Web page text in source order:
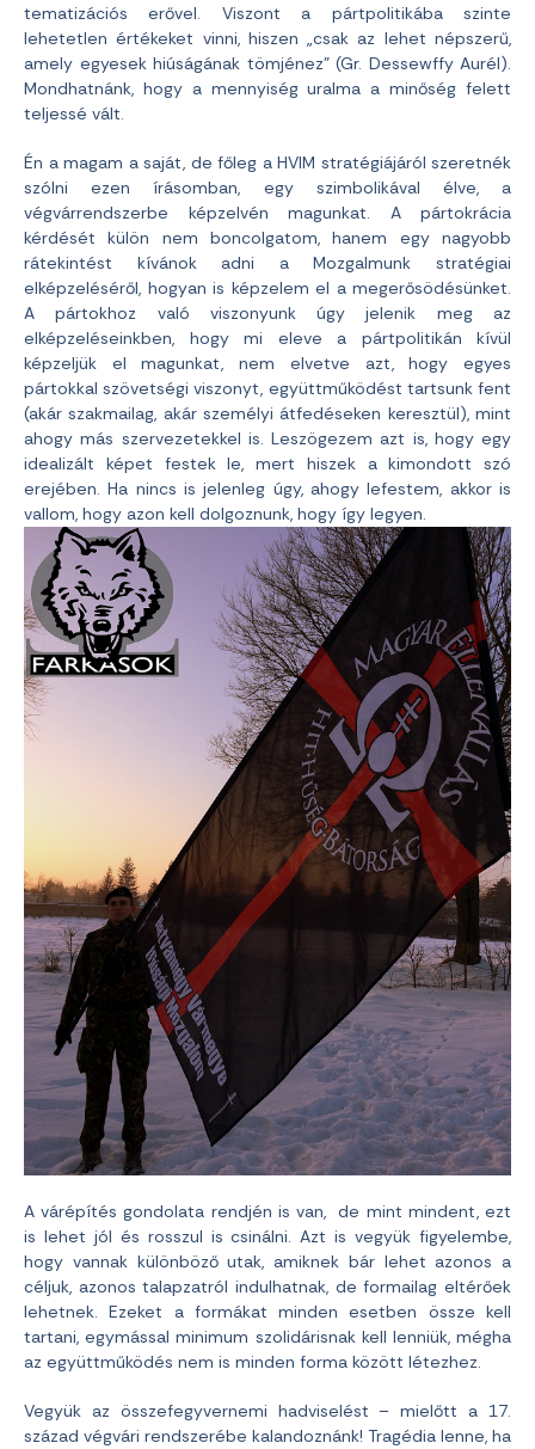
tematizációs erővel. Viszont a pártpolitikába szinte
lehetetlen értékeket vinni, hiszen „csak az lehet népszerű,
amely egyesek hiúságának tömjénez” (Gr. Dessewffy Aurél).
Mondhatnánk, hogy a mennyiség uralma a minőség felett
teljessé vált.
Én a magam a saját, de főleg a HVIM stratégiájáról szeretnék
szólni ezen írásomban, egy szimbolikával élve, a
végvárrendszerbe képzelvén magunkat. A pártokrácia
kérdését külön nem boncolgatom, hanem egy nagyobb
rátekintést kívánok adni a Mozgalmunk stratégiai
elképzeléséről, hogyan is képzelem el a megerősödésünket.
A pártokhoz való viszonyunk úgy jelenik meg az
elképzeléseinkben, hogy mi eleve a pártpolitikán kívül
képzeljük el magunkat, nem elvetve azt, hogy egyes
pártokkal szövetségi viszonyt, együttműködést tartsunk fent
(akár szakmailag, akár személyi átfedéseken keresztül), mint
ahogy más szervezetekkel is. Leszögezem azt is, hogy egy
idealizált képet festek le, mert hiszek a kimondott szó
erejében. Ha nincs is jelenleg úgy, ahogy lefestem, akkor is
vallom, hogy azon kell dolgoznunk, hogy így legyen.
A várépítés gondolata rendjén is van, de mint mindent, ezt
is lehet jól és rosszul is csinálni. Azt is vegyük figyelembe,
hogy vannak különböző utak, amiknek bár lehet azonos a
céljuk, azonos talapzatról indulhatnak, de formailag eltérőek
lehetnek. Ezeket a formákat minden esetben össze kell
tartani, egymással minimum szolidárisnak kell lenniük, mégha
az együttműködés nem is minden forma között létezhez.
Vegyük az összefegyvernemi hadviselést – mielőtt a 17.
század végvári rendszerébe kalandoznánk! Tragédia lenne, ha